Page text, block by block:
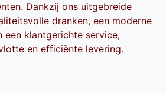
Dankzij ons uitgebreide
dranken, een moderne
een klantgerichte service,
en efficiënte levering.